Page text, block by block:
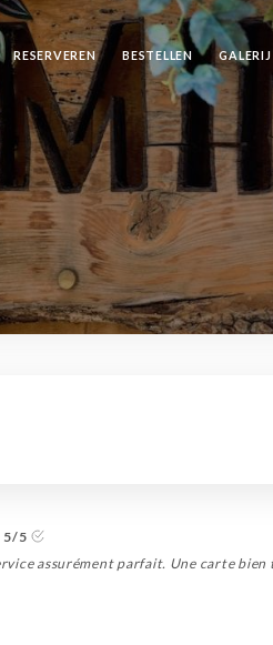
RESERVEREN BESTELLEN GALERIJ
5/5
assurément parfait. Une carte